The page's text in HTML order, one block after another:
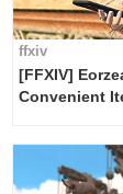
ffxiv
[FFXIV]
Convenient